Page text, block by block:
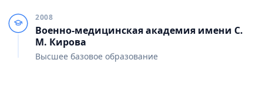
2008
Военно-медицинская академия имени С.
М. Кирова
Высшее базовое образование